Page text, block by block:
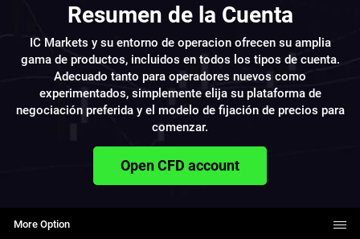
Resumen de la Cuenta
IC Markets y su entorno de operacion ofrecen su amplia
gama de productos, incluidos en todos los tipos de cuenta.
Adecuado tanto para operadores nuevos como
experimentados, simplemente elija su plataforma de
negociación preferida y el modelo de fijación de precios para
comenzar.
Open CFD account
More Option